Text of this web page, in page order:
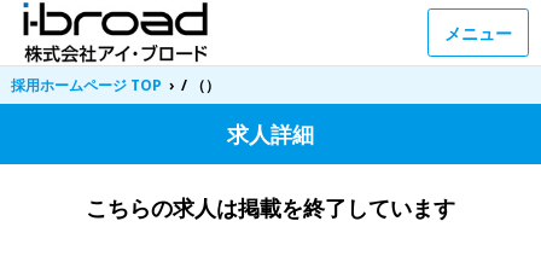
メニュー
採用ホームページ TOP › / （）
求人詳細
こちらの求人は掲載を終了しています